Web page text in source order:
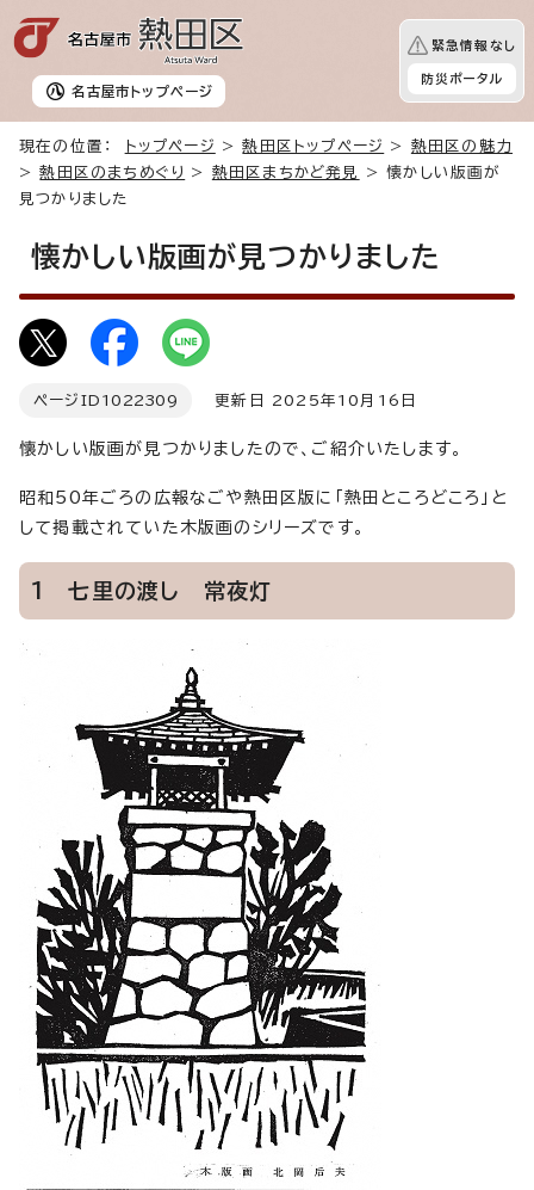
名古屋市 トップページ
緊急情報なし
防災ポータル
現在の位置： トップページ >熱田区トップページ > 熱田区の魅力
>熱田区のまちめぐり > 熱田区まちかど発見
> 懐かしい版画が
見つかりました
懐かしい版画が見つかりました
ページID 1022309 更新日 2025年10月16日
懐かしい版画が見つかりましたので、ご紹介いたします。
昭和50年ごろの広報なごや熱田区版に「熱田ところどころ」と
して掲載されていた木版画のシリーズです。
1 七里の渡し 常夜灯